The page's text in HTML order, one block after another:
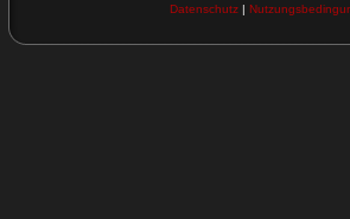
Datenschutz|